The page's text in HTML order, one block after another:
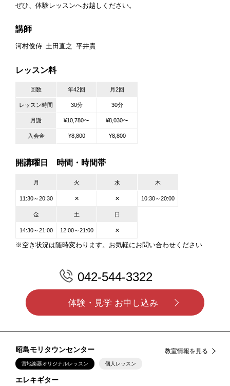
ぜひ、体験レッスンへお越しください。
講師
河村俊侍 土田直之 平井貴
レッスン料
回数 年42回 月2回
レッスン時間 30分 30分
月謝 ¥10,780〜 ¥8,030〜
入会金 ¥8,800 ¥8,800
開講曜日 時間・時間帯
月 火 水 木
11:30～20:30 ✕ ✕ 10:30～20:00
金 土 日
14:30～21:00 12:00～21:00 ✕
※空き状況は随時変わります。お気軽にお問い合わせください
042-544-3322
体験・見学 お申し込み
昭島モリタウンセンター 教室情報を見る
宮地楽器オリジナルレッスン 個人レッスン
エレキギター